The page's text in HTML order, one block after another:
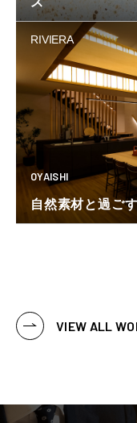
RIVIERA
OYAISHI
自然素材と過ご
VIEW ALL